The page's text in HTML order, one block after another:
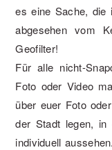
es eine Sache, die
abgesehen vom
Geofilter!
Für alle nicht-
Foto oder Video
über euer Foto
der Stadt legen,
individuell